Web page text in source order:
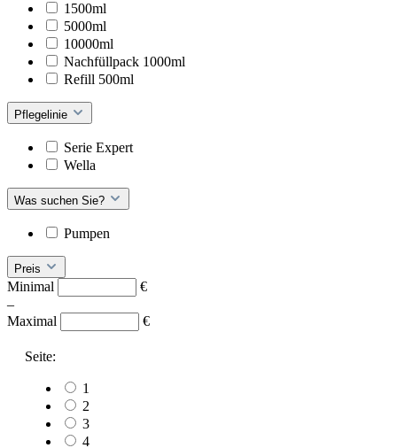
1500ml
5000ml
10000ml
Nachfüllpack 1000ml
Refill 500ml
Pflegelinie
Serie Expert
Wella
Was suchen Sie?
Pumpen
Preis
Minimal
€
–
Maximal
€
Seite:
1
2
3
4